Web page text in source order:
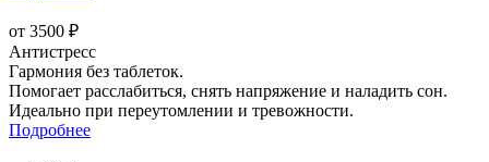
от 3500 ₽
Антистресс
Гармония без таблеток.
Помогает расслабиться, снять напряжение и наладить сон.
Идеально при переутомлении и тревожности.
Подробнее